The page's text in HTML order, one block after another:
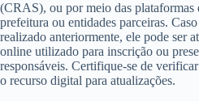
(CRAS), ou por meio das plataformas
prefeitura ou entidades parceiras.
realizado anteriormente, ele pode ser
online utilizado para inscrição ou
responsáveis. Certifique-se de
o recurso digital para atualizações.